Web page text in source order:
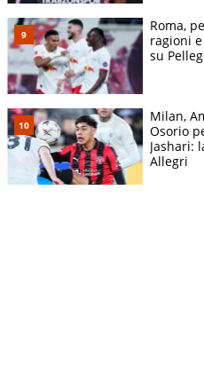
Roma,
ragioni
su
Milan,
Osorio
Jashari:
Allegri